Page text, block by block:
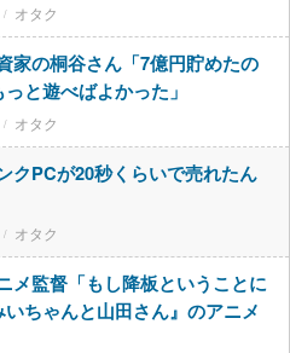
オタク
家の桐谷さん「7億円貯めたの
と遊べばよかった」
オタク
クPCが20秒くらいで売れたん
オタク
メ監督「もし降板ということに
ちゃんと山田さん』のアニメ